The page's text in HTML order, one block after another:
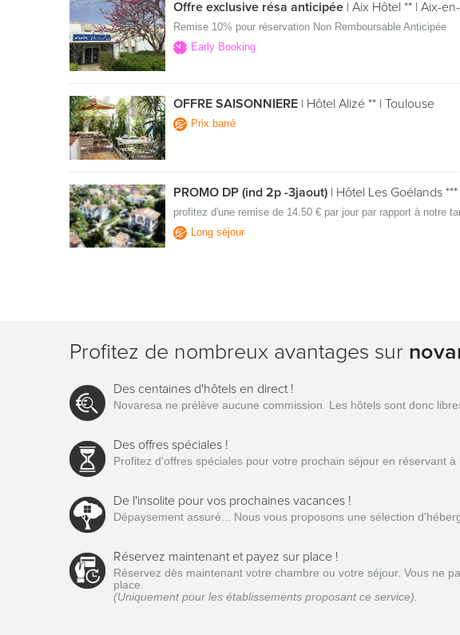
Offre exclusive résa anticipée Aix Hôtel ** Aix-
Remise 10% pour réservation Non Remboursable Anticipée
Early Booking
OFFRE SAISONNIERE Hôtel Alizé ** Toulouse
Prix barré
PROMO DP (ind 2p -3jaout) Hôtel Les Goélands ***
profitez d'une remise de 14.50 € par jour par rapport à notre
Long séjour
Profitez de nombreux avantages sur
Des centaines d'hôtels en direct !
Novaresa ne prélève aucune commission. Les hôtels sont donc
Des offres spéciales !
Profitez d'offres spéciales pour votre prochain séjour en réservant
De l'insolite pour vos prochaines vacances !
Dépaysement assuré... Nous vous proposons une sélection
Réservez maintenant et payez sur place !
Réservez dès maintenant votre chambre ou votre séjour. Vous ne
place.
(Uniquement pour les établissements proposant ce service).